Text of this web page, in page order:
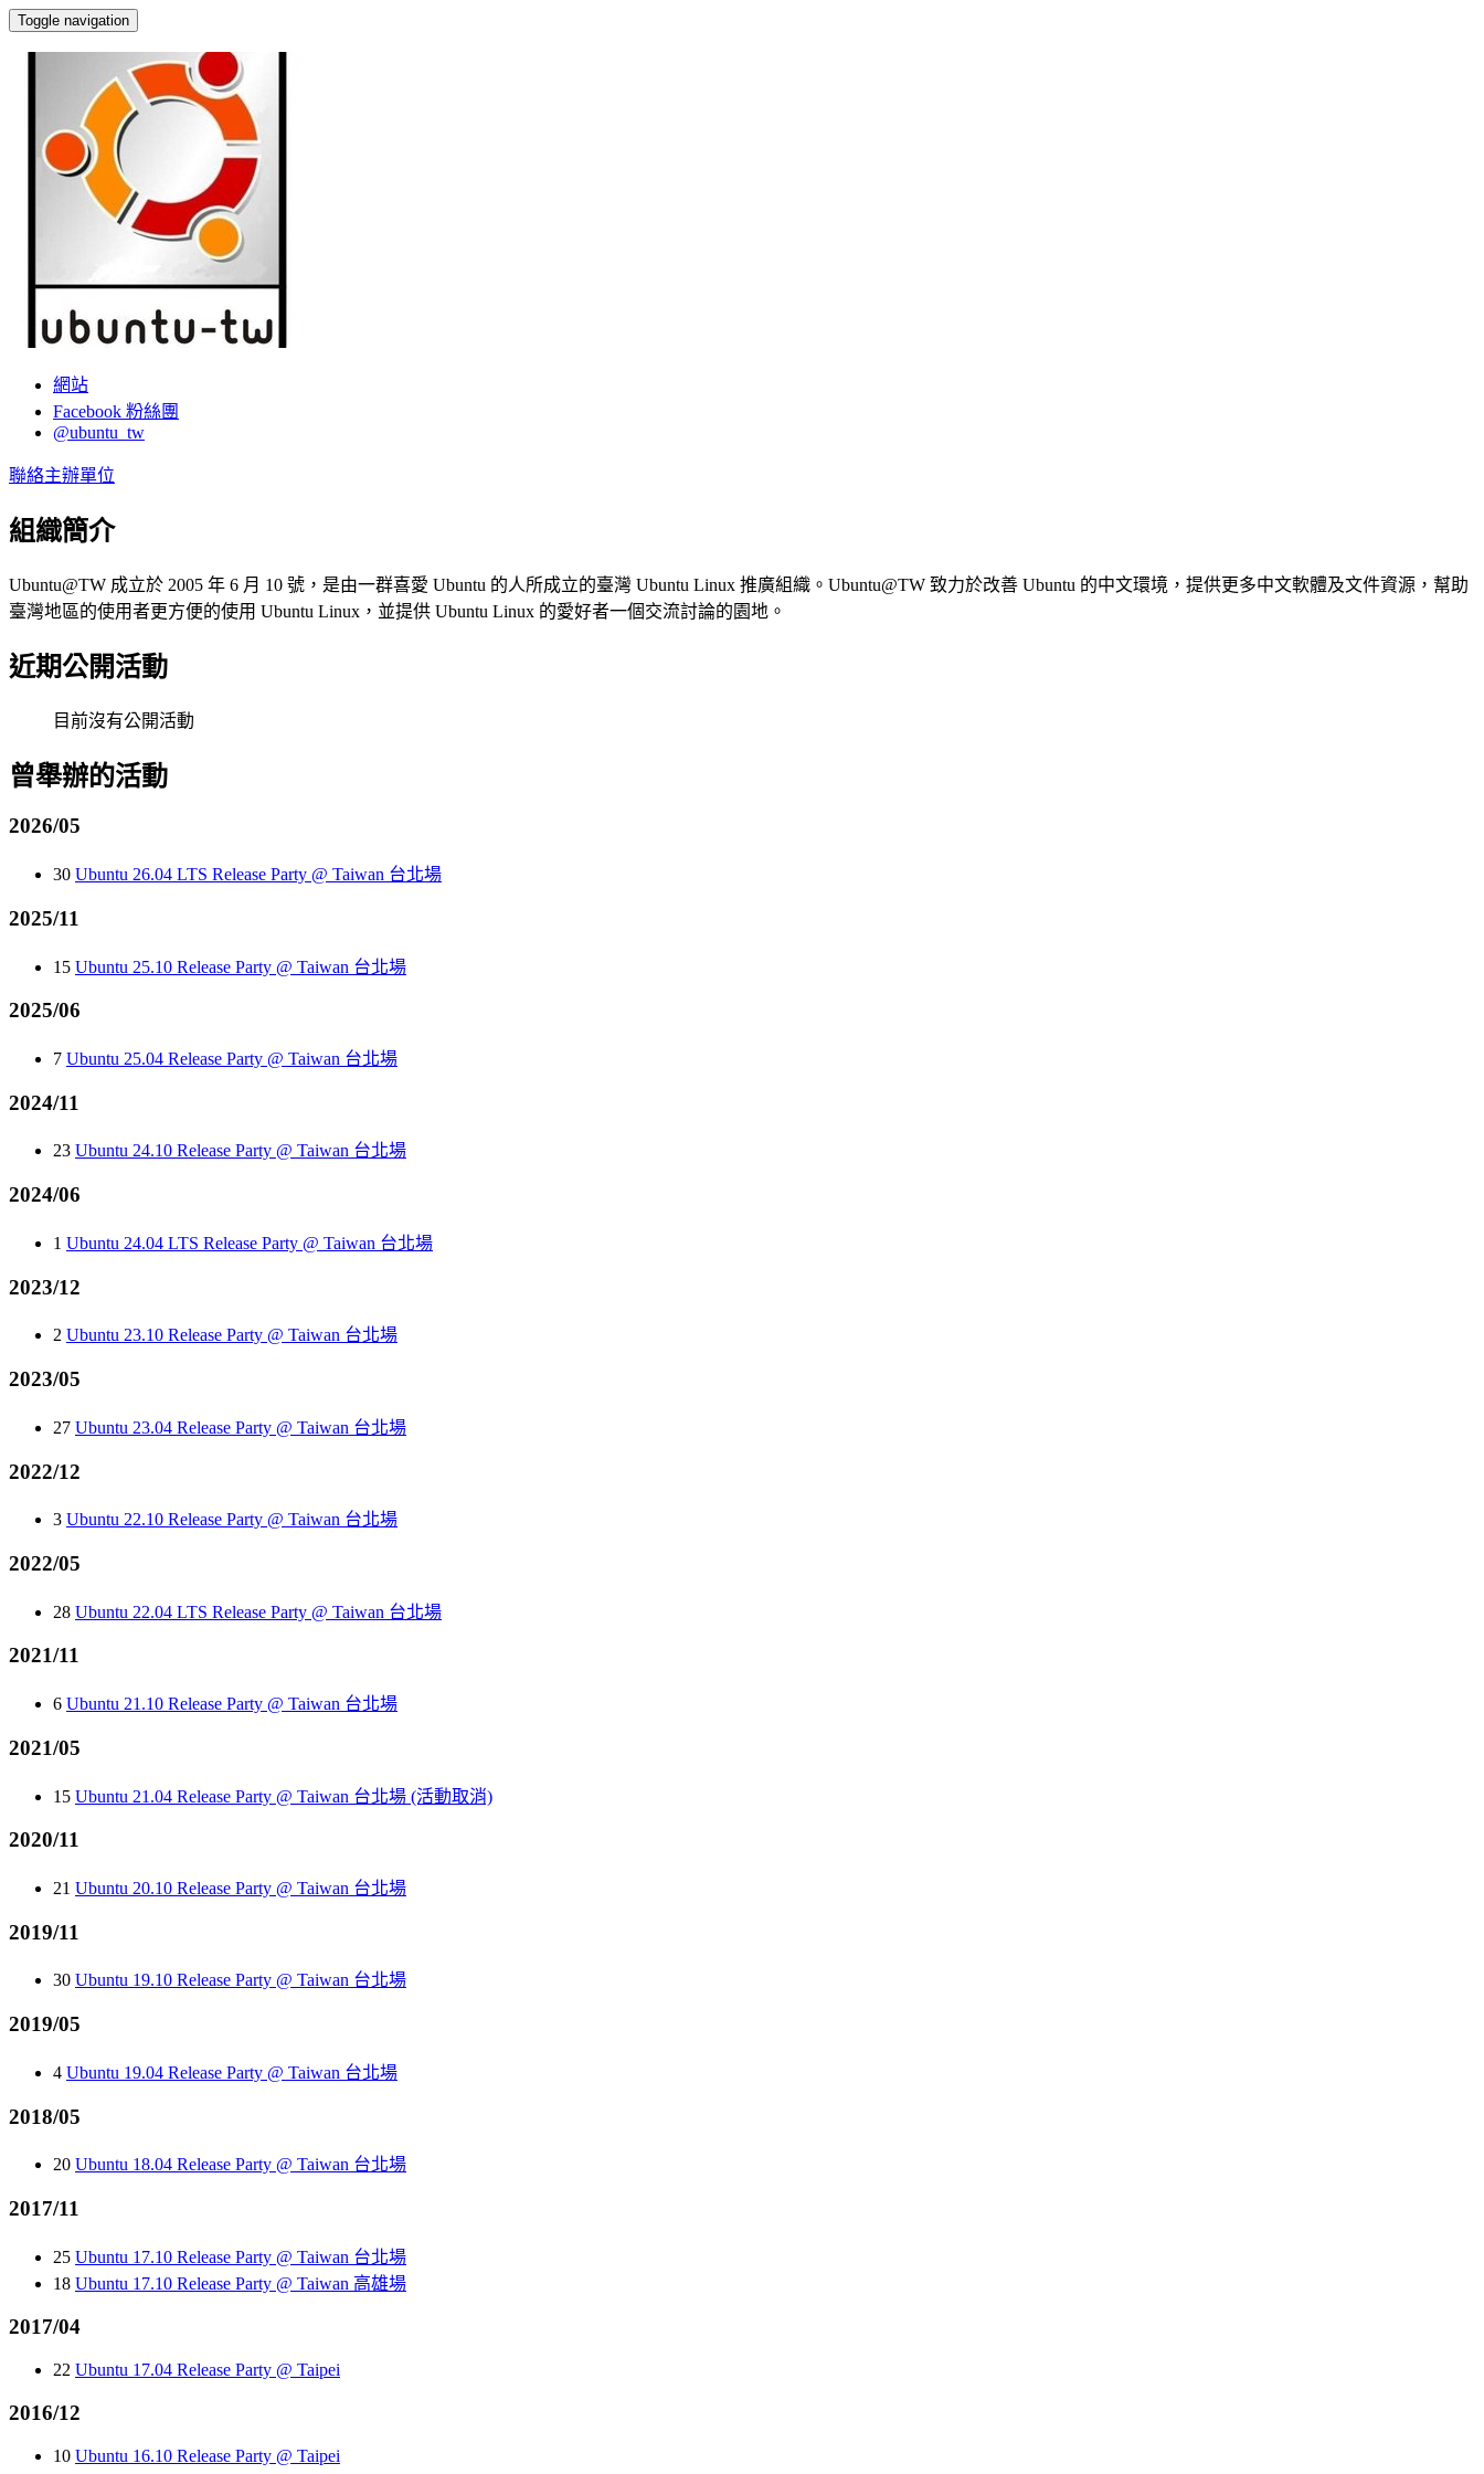
Toggle navigation
網站
Facebook 粉絲團
@ubuntu_tw
聯絡主辦單位
組織簡介
Ubuntu@TW 成立於 2005 年 6 月 10 號，是由一群喜愛 Ubuntu 的人所成立的臺灣 Ubuntu Linux 推廣組織。Ubuntu@TW 致力於改善 Ubuntu 的中文環境，提供更多中文軟體及文件資源，幫助
臺灣地區的使用者更方便的使用 Ubuntu Linux，並提供 Ubuntu Linux 的愛好者一個交流討論的園地。
近期公開活動
目前沒有公開活動
曾舉辦的活動
2026/05
30 Ubuntu 26.04 LTS Release Party @ Taiwan 台北場
2025/11
15 Ubuntu 25.10 Release Party @ Taiwan 台北場
2025/06
7 Ubuntu 25.04 Release Party @ Taiwan 台北場
2024/11
23 Ubuntu 24.10 Release Party @ Taiwan 台北場
2024/06
1 Ubuntu 24.04 LTS Release Party @ Taiwan 台北場
2023/12
2 Ubuntu 23.10 Release Party @ Taiwan 台北場
2023/05
27 Ubuntu 23.04 Release Party @ Taiwan 台北場
2022/12
3 Ubuntu 22.10 Release Party @ Taiwan 台北場
2022/05
28 Ubuntu 22.04 LTS Release Party @ Taiwan 台北場
2021/11
6 Ubuntu 21.10 Release Party @ Taiwan 台北場
2021/05
15 Ubuntu 21.04 Release Party @ Taiwan 台北場 (活動取消)
2020/11
21 Ubuntu 20.10 Release Party @ Taiwan 台北場
2019/11
30 Ubuntu 19.10 Release Party @ Taiwan 台北場
2019/05
4 Ubuntu 19.04 Release Party @ Taiwan 台北場
2018/05
20 Ubuntu 18.04 Release Party @ Taiwan 台北場
2017/11
25 Ubuntu 17.10 Release Party @ Taiwan 台北場
18 Ubuntu 17.10 Release Party @ Taiwan 高雄場
2017/04
22 Ubuntu 17.04 Release Party @ Taipei
2016/12
10 Ubuntu 16.10 Release Party @ Taipei